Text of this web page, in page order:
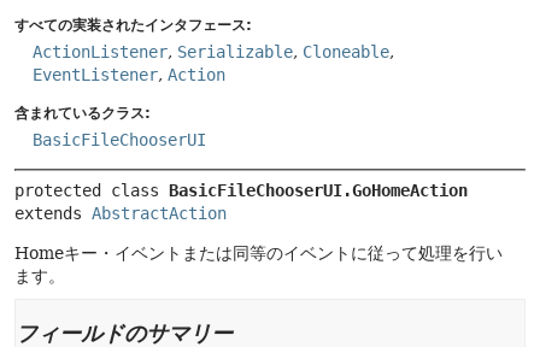
すべての実装されたインタフェース:
ActionListener, Serializable, Cloneable,
EventListener, Action
含まれているクラス:
BasicFileChooserUI
protected class BasicFileChooserUI.GoHomeAction
extends AbstractAction
Homeキー・イベントまたは同等のイベントに従って処理を行い
ます。
フィールドのサマリー